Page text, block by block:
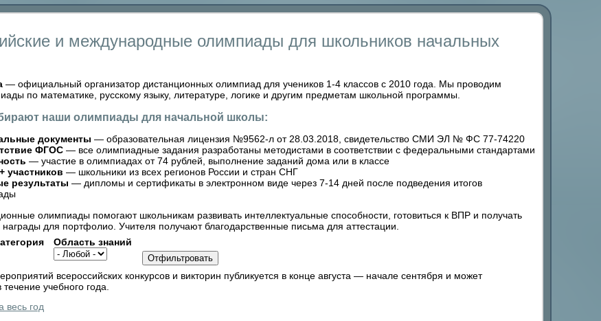
и международные олимпиады для школьников начальных
— официальный организатор дистанционных олимпиад для учеников 1-4 классов с 2010 года. Мы проводим
по математике, русскому языку, литературе, логике и другим предметам школьной программы.
наши олимпиады для начальной школы:
документы — образовательная лицензия №9562-л от 28.03.2018, свидетельство СМИ ЭЛ № ФС 77-74220
ФГОС — все олимпиадные задания разработаны методистами в соответствии с федеральными стандартами
— участие в олимпиадах от 74 рублей, выполнение заданий дома или в классе
участников — школьники из всех регионов России и стран СНГ
результаты — дипломы и сертификаты в электронном виде через 7-14 дней после подведения итогов
олимпиады помогают школьникам развивать интеллектуальные способности, готовиться к ВПР и получать
для портфолио. Учителя получают благодарственные письма для аттестации.
Область знаний
всероссийских конкурсов и викторин публикуется в конце августа — начале сентября и может
учебного года.
весь год